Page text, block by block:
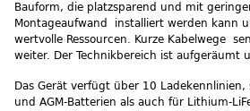
Bauform, die platzsparend und mit
Montageaufwand installiert werden kann
wertvolle Ressourcen. Kurze Kabelwege
weiter. Der Technikbereich ist aufgeräumt
Das Gerät verfügt über 10 Ladekennlinien,
und AGM-Batterien als auch für Lithium-